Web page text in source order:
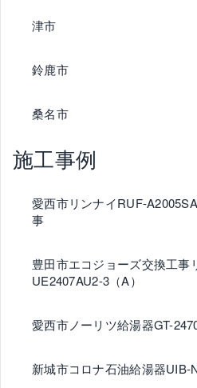
津市
鈴鹿市
桑名市
施工事例
愛西市リンナイRUF-
事
豊田市エコジョーズ交換工事
UE2407AU2-3（A）
愛西市ノーリツ給湯器GT-
新城市コロナ石油給湯器UIB-